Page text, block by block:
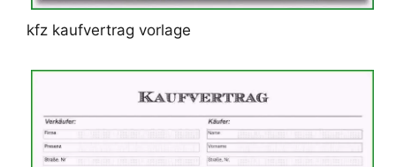
kfz kaufvertrag vorlage